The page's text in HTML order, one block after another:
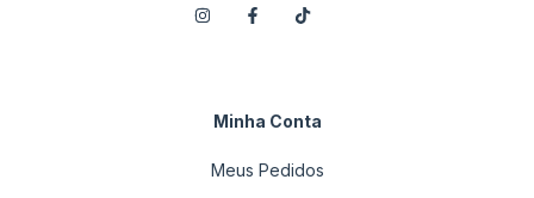
Minha Conta
Meus Pedidos